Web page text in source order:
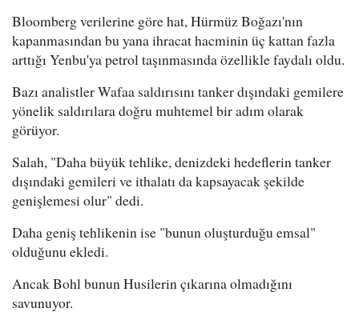
Bloomberg verilerine göre hat, Hürmüz Boğazı'nın
kapanmasından bu yana ihracat hacminin üç kattan fazla
arttığı Yenbu'ya petrol taşınmasında özellikle faydalı oldu.
Bazı analistler Wafaa saldırısını tanker dışındaki gemilere
yönelik saldırılara doğru muhtemel bir adım olarak
görüyor.
Salah, "Daha büyük tehlike, denizdeki hedeflerin tanker
dışındaki gemileri ve ithalatı da kapsayacak şekilde
genişlemesi olur" dedi.
Daha geniş tehlikenin ise "bunun oluşturduğu emsal"
olduğunu ekledi.
Ancak Bohl bunun Husilerin çıkarına olmadığını
savunuyor.